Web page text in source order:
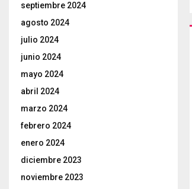
septiembre 2024
agosto 2024
julio 2024
junio 2024
mayo 2024
abril 2024
marzo 2024
febrero 2024
enero 2024
diciembre 2023
noviembre 2023